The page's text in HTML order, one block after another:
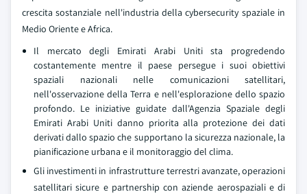
crescita sostanziale nell'industria della cybersecurity spaziale in
Medio Oriente e Africa.
Il mercato degli Emirati Arabi Uniti sta progredendo
costantemente mentre il paese persegue i suoi obiettivi
spaziali nazionali nelle comunicazioni satellitari,
nell'osservazione della Terra e nell'esplorazione dello spazio
profondo. Le iniziative guidate dall'Agenzia Spaziale degli
Emirati Arabi Uniti danno priorita alla protezione dei dati
derivati dallo spazio che supportano la sicurezza nazionale, la
pianificazione urbana e il monitoraggio del clima.
Gli investimenti in infrastrutture terrestri avanzate, operazioni
satellitari sicure e partnership con aziende aerospaziali e di